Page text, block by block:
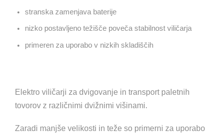
stranska zamenjava baterije
nizko postavljeno težišče poveča stabilnost viličarja
primeren za uporabo v nizkih skladiščih
Elektro viličarji za dvigovanje in transport paletnih
tovorov z različnimi dvižnimi višinami.
Zaradi manjše velikosti in teže so primerni za uporabo